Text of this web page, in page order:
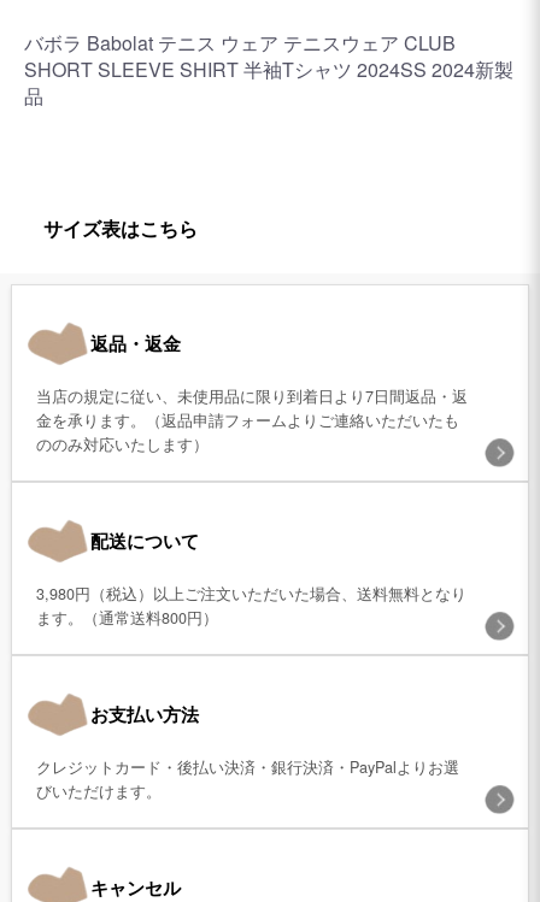
バボラ Babolat テニス ウェア テニスウェア CLUB
SHORT SLEEVE SHIRT 半袖Tシャツ 2024SS 2024新製
品
サイズ表はこちら
返品・返金
当店の規定に従い、未使用品に限り到着日より7日間返品・返
金を承ります。（返品申請フォームよりご連絡いただいたも
ののみ対応いたします）
配送について
3,980円（税込）以上ご注文いただいた場合、送料無料となり
ます。（通常送料800円）
お支払い方法
クレジットカード・後払い決済・銀行決済・PayPalよりお選
びいただけます。
キャンセル